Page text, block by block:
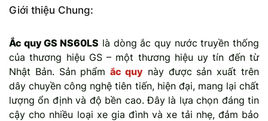
Giới thiệu Chung:
Ắc quy GS NS60LS là dòng ắc quy nước truyền thống
của thương hiệu GS – một thương hiệu uy tín đến từ
Nhật Bản. Sản phẩmắc quy này được sản xuất trên
dây chuyền công nghệ tiên tiến, hiện đại, mang lại chất
lượng ổn định và độ bền cao. Đây là lựa chọn đáng tin
cậy cho nhiều loại xe gia đình và xe tải nhẹ, đảm bảo